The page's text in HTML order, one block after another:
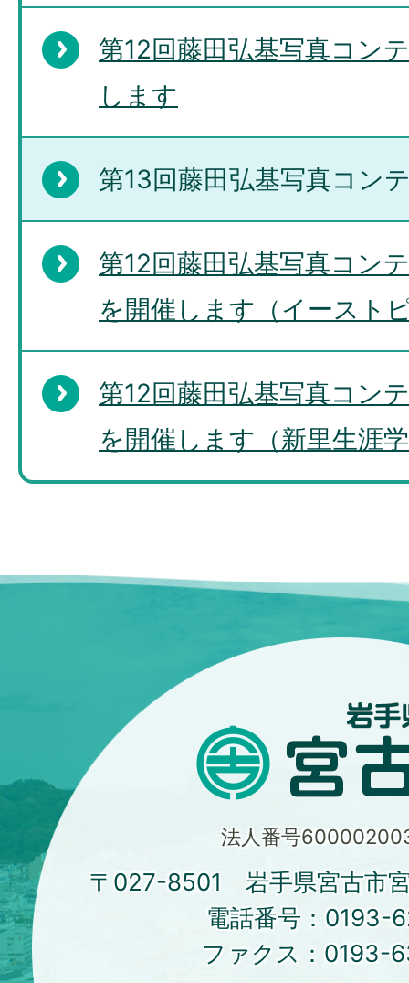
第12回藤田弘基写真コン
します
第13回藤田弘基写真コン
第12回藤田弘基写真コン
を開催します（イースト
第12回藤田弘基写真コン
を開催します（新里生涯
法人番号
〒027-8501 岩手県宮古市
電話番号： 0193-
ファクス： 0193-